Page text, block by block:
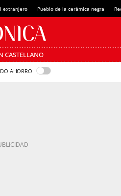
extranjero Pueblo de la cerámica negra
CASTELLANO
AHORRO